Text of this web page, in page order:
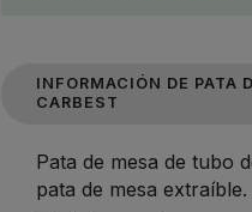
INFORMACIÓN DE PATA
CARBEST
Pata de mesa de tubo
pata de mesa extraíble.